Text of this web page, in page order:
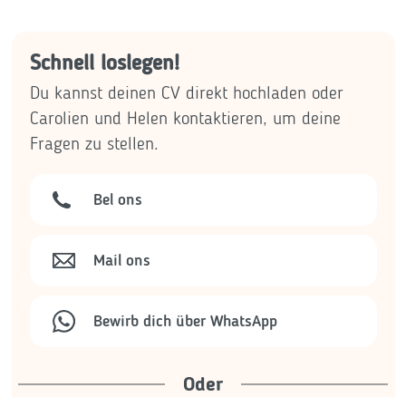
Schnell loslegen!
Du kannst deinen CV direkt hochladen oder
Carolien und Helen kontaktieren, um deine
Fragen zu stellen.
Bel ons
Mail ons
Bewirb dich über WhatsApp
Oder